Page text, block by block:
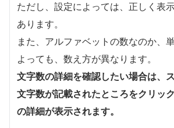
ただし、設定によっては、正しく表
あります。
また、アルファベットの数なのか、
よっても、数え方が異なります。
文字数の詳細を確認したい場合は、
文字数が記載されたところをクリッ
の詳細が表示されます。